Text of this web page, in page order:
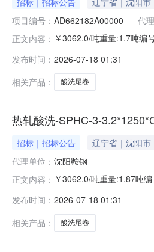
项目编号： AD662182A00000 代
正文内容： ￥3062.0/吨重量:1.7吨编
求产线名称:冷轧1#线锌
发布时间： 2026-07-18 01:31
相关产品：
酸洗尾卷
热轧酸洗-SPHC-3-
招标｜招标公告 辽宁省｜沈阳市
代理单位： 沈阳鞍钢
正文内容： ￥3062.0/吨重量:1.87吨
求产线名称:冷轧1#线锌
发布时间： 2026-07-18 01:31
相关产品：
酸洗尾卷